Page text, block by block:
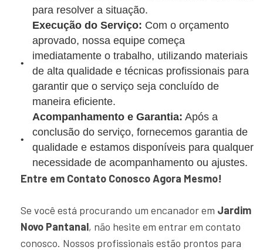
para resolver a situação.
Execução do Serviço: Com o orçamento
aprovado, nossa equipe começa
imediatamente o trabalho, utilizando materiais
de alta qualidade e técnicas profissionais para
garantir que o serviço seja concluído de
maneira eficiente.
Acompanhamento e Garantia: Após a
conclusão do serviço, fornecemos garantia de
qualidade e estamos disponíveis para qualquer
necessidade de acompanhamento ou ajustes.
Entre em Contato Conosco Agora Mesmo!
Se você está procurando um encanador em Jardim
Novo Pantanal, não hesite em entrar em contato
conosco. Nossos profissionais estão prontos para